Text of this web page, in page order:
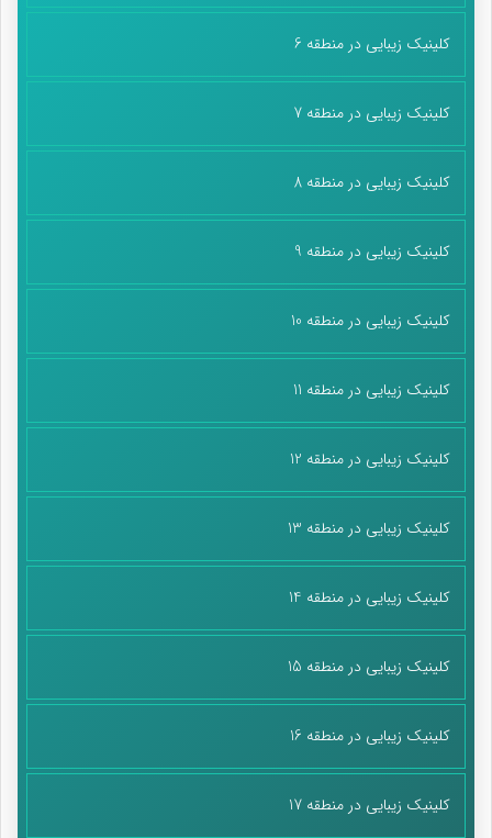
کلینیک زیبایی در منطقه 6
کلینیک زیبایی در منطقه 7
کلینیک زیبایی در منطقه 8
کلینیک زیبایی در منطقه 9
کلینیک زیبایی در منطقه 10
کلینیک زیبایی در منطقه 11
کلینیک زیبایی در منطقه 12
کلینیک زیبایی در منطقه 13
کلینیک زیبایی در منطقه 14
کلینیک زیبایی در منطقه 15
کلینیک زیبایی در منطقه 16
کلینیک زیبایی در منطقه 17